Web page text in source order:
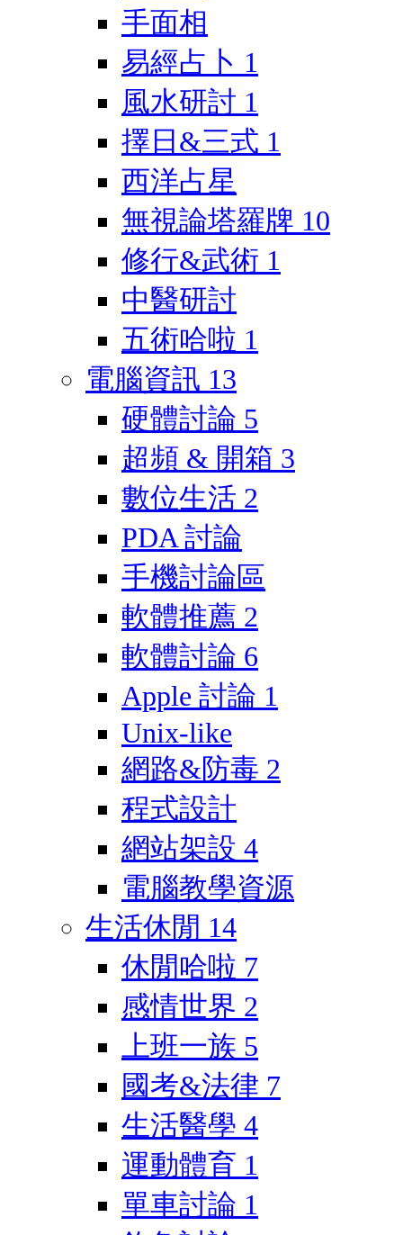
手面相
易經占卜 1
風水研討 1
擇日&三式 1
西洋占星
無視論塔羅牌 10
修行&武術 1
中醫研討
五術哈啦 1
電腦資訊 13
硬體討論 5
超頻 & 開箱 3
數位生活 2
PDA 討論
手機討論區
軟體推薦 2
軟體討論 6
Apple 討論 1
Unix-like
網路&防毒 2
程式設計
網站架設 4
電腦教學資源
生活休閒 14
休閒哈啦 7
感情世界 2
上班一族 5
國考&法律 7
生活醫學 4
運動體育 1
單車討論 1